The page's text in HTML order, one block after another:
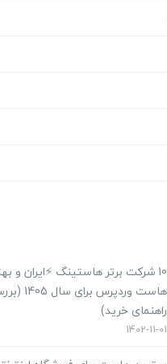
10 شرکت برتر هاستینگ ⚡️ایران و
هاست وردپرس
راهنمای خرید)
1402-11-01